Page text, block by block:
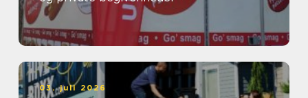
03. juli 2026